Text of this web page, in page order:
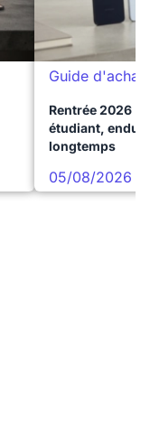
Guide d'achat
Rentrée 2026 :
étudiant,
longtemps
05/08/2026